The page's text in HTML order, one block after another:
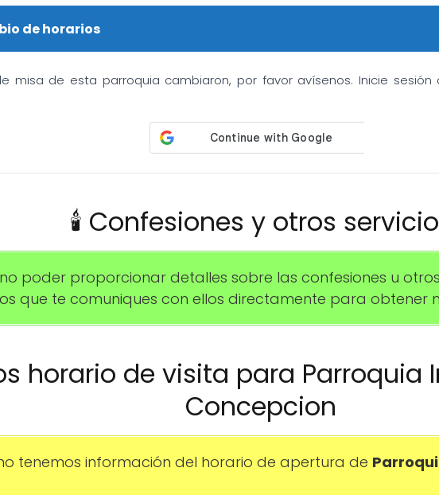
de horarios
misa de esta parroquia cambiaron, por favor avísenos. Inicie
🕯️ Confesiones y otros
poder proporcionar detalles sobre las confesiones u otros
que te comuniques con ellos directamente para obtener
horario de visita para Parroquia
Concepcion
tenemos información del horario de apertura de